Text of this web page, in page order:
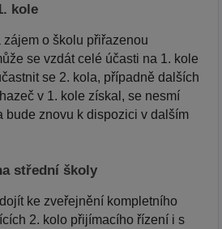
kole
zájem o školu přiřazenou
se vzdát celé účasti na 1. kole
se 2. kola, případně dalších
v 1. kole získal, se nesmí
bude znovu k dispozici v dalším
střední školy
ke zveřejnění kompletního
2. kolo přijímacího řízení i s